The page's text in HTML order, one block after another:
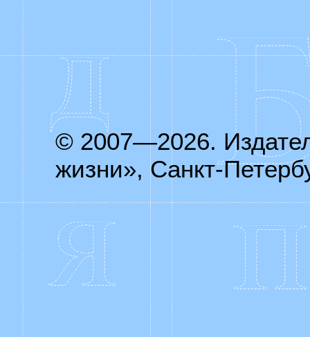
© 2007—2026.
жизни», Санкт-